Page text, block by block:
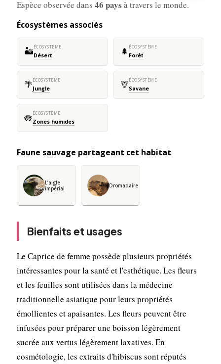
Espèce observée dans 46 pays à travers le monde.
Écosystèmes associés
🏜️ÉCOSYSTÈME
Désert 🌲 ÉCOSYSTÈME
Forêt
🌴ÉCOSYSTÈME
Jungle 🦒ÉCOSYSTÈME
Savane
🪷ÉCOSYSTÈME
Zones humides
Faune sauvage partageant cet habitat
L’aigle
impérial
Dromadaire
Bienfaits et usages
Le Caprice de femme possède plusieurs propriétés
intéressantes pour la santé et l'esthétique. Les fleurs
et les feuilles sont utilisées dans la médecine
traditionnelle asiatique pour leurs propriétés
émollientes et apaisantes. Les fleurs peuvent être
infusées pour préparer une boisson légèrement
sucrée aux vertus légèrement laxatives. En
cosmétologie, les extraits d'hibiscus sont réputés